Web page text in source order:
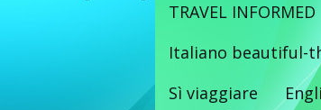
TRAVEL INFORMED
Italiano beautiful-
Sì viaggiare